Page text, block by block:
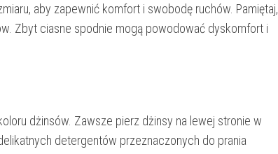
aby zapewnić komfort i swobodę ruchów. Pamiętaj,
Zbyt ciasne spodnie mogą powodować dyskomfort i
dżinsów. Zawsze pierz dżinsy na lewej stronie w
detergentów przeznaczonych do prania